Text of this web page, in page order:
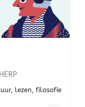
lezen, filosofie